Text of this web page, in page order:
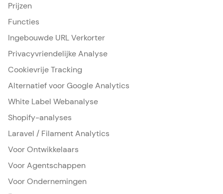
Prijzen
Functies
Ingebouwde URL Verkorter
Privacyvriendelijke Analyse
Cookievrije Tracking
Alternatief voor Google Analytics
White Label Webanalyse
Shopify-analyses
Laravel / Filament Analytics
Voor Ontwikkelaars
Voor Agentschappen
Voor Ondernemingen